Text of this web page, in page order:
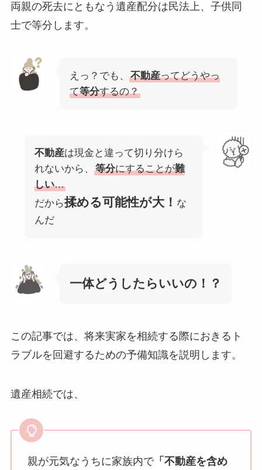
両親の死去にともなう遺産配分は民法上、子供同
士で等分します。
えっ？でも、 不動産ってどうやっ
て等分するの？
不動産は現金と違って切り分けら
れないから、
等分にすることが難
しい…
だから揉める可能性が大！ な
んだ
一体どうしたらいいの！？
この記事では、将来実家を相続する際におきるト
ラブルを回避するための予備知識を説明します。
遺産相続では、
親が元気なうちに家族内で「不動産を含め